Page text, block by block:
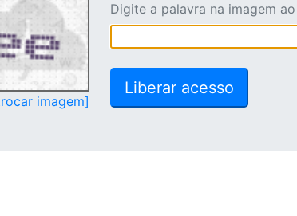
imagem]
Digite a palavra na imagem